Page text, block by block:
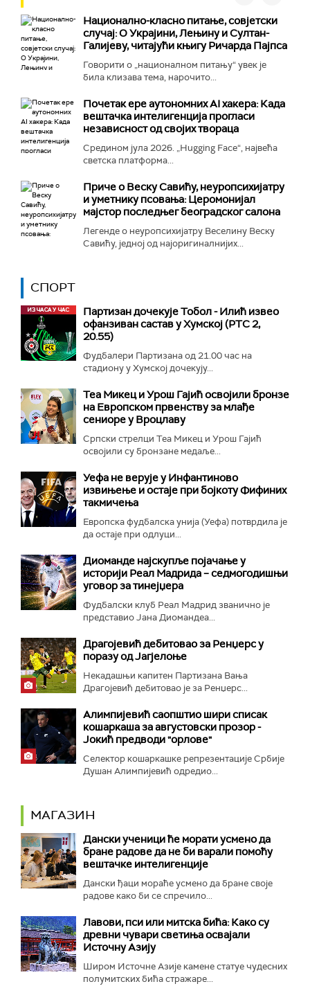
Национално-класнo питање, совјетски
случај: О Украјини, Лењину и Султан-
Галијеву, читајући књигу Ричарда Пајпса
Говорити о „националном питању“ увек је
била клизава тема, нарочито...
Почетак ере аутономних AI хакера: Када
вештачка интелигенција прогласи
независност од својих твораца
Средином јула 2026. „Hugging Face“, највећа
светска платформа...
Приче о Веску Савићу, неуропсихијатру
и уметнику псовања: Церомонијал
мајстор последњег београдског салона
Легенде о неуропсихијатру Веселину Веску
Савићу, једној од најоригиналнијих...
СПОРТ
Партизан дочекује Тобол - Илић извео
офанзиван састав у Хумској (РТС 2,
20.55)
Фудбалери Партизана од 21.00 час на
стадиону у Хумској дочекују...
Теа Микец и Урош Гајић освојили бронзе
на Европском првенству за млађе
сениоре у Вроцлаву
Српски стрелци Теа Микец и Урош Гајић
освојили су бронзане медаље...
Уефа не верује у Инфантиново
извињење и остаје при бојкоту Фифиних
такмичења
Европска фудбалска унија (Уефа) потврдила је
да остаје при одлуци...
Диоманде најскупље појачање у
историји Реал Мадрида – седмогодишњи
уговор за тинејџера
Фудбалски клуб Реал Мадрид званично је
представио Јана Диомандеа...
Драгојевић дебитовао за Ренџерс у
поразу од Јагјелоње
Некадашњи капитен Партизана Вања
Драгојевић дебитовао је за Ренџерс...
Алимпијевић саопштио шири списак
кошаркаша за августовски прозор -
Јокић предводи "орлове"
Селектор кошаркашке репрезентације Србије
Душан Алимпијевић одредио...
МАГАЗИН
Дански ученици ће морати усмено да
бране радове да не би варали помоћу
вештачке интелигенције
Дански ђаци мораће усмено да бране своје
радове како би се спречило...
Лавови, пси или митска бића: Како су
древни чувари светиња освајали
Источну Азију
Широм Источне Азије камене статуе чудесних
полумитских бића стражаре...